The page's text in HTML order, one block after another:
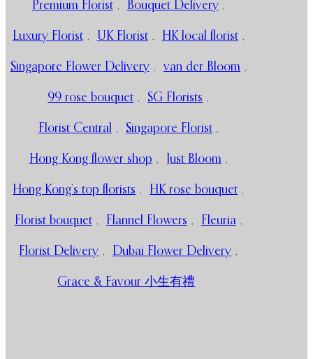
Premium Florist , Bouquet Delivery ,
Luxury Florist , UK Florist , HK local florist ,
Singapore Flower Delivery , van der Bloom ,
99 rose bouquet , SG Florists ,
Florist Central , Singapore Florist ,
Hong Kong flower shop , Just Bloom ,
Hong Kong’s top florists , HK rose bouquet ,
Florist bouquet , Flannel Flowers , Fleuria ,
Florist Delivery , Dubai Flower Delivery ,
Grace & Favour 小生有禮